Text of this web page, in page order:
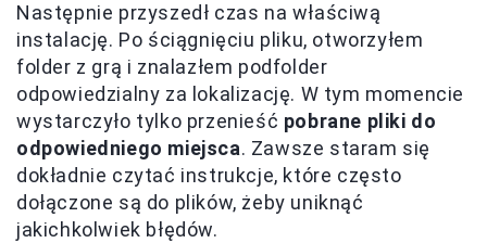
Następnie przyszedł czas na właściwą
instalację. Po ściągnięciu pliku, otworzyłem
folder z grą i znalazłem podfolder
odpowiedzialny za lokalizację. W tym momencie
wystarczyło tylko przenieść pobrane pliki do
odpowiedniego miejsca. Zawsze staram się
dokładnie czytać instrukcje, które często
dołączone są do plików, żeby uniknąć
jakichkolwiek błędów.